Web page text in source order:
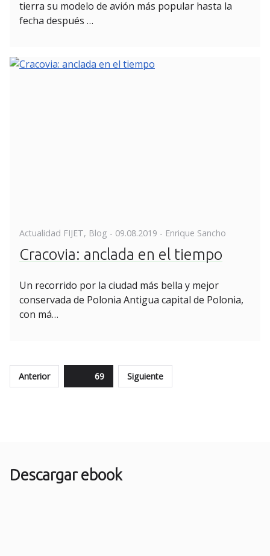
tierra su modelo de avión más popular hasta la
fecha después …
Actualidad FIJET, Blog - Posted
on
09.08.2019 - Enrique Sancho
Cracovia: anclada en el tiempo
Un recorrido por la ciudad más bella y mejor
conservada de Polonia Antigua capital de Polonia,
con má…
Paginación
de
Anterior Page69 Siguiente
Descargar ebook